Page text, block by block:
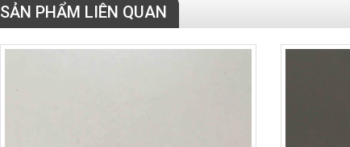
SẢN PHẨM LIÊN QUAN